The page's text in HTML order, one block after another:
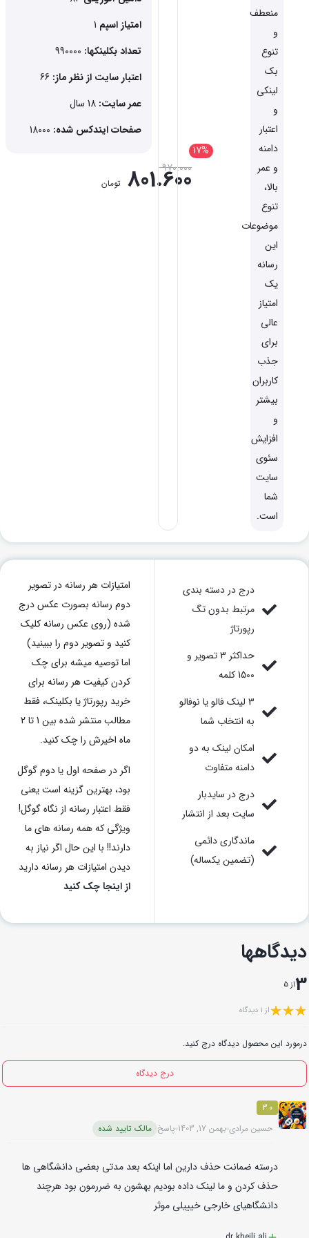
امتیاز اسپم
تعداد بکلینکها:
اعتبار سایت از نظر ماز:
عمر سایت: 18 سال
صفحات ایندکس شده:
منعطف
و
تنوع
بک
لینکی
و
اعتبار
دامنه
و عمر
بالا،
تنوع
موضوعات
این
رسانه
یک
امتیاز
عالی
برای
جذب
کاربران
بیشتر
و
افزایش
سئوی
سایت
شما
است.
17%
970.000
801.600 تومان
درج در دسته بندی
مرتبط بدون تگ
رپورتاژ
حداکثر 3 تصویر و
1500 کلمه
3 لینک فالو یا نوفالو
به انتخاب شما
امکان لینک به دو
دامنه متفاوت
درج در سایدبار
سایت بعد از انتشار
ماندگاری دائمی
(تضمین یکساله)
امتیازات هر رسانه در تصویر
دوم رسانه بصورت عکس درج
شده (روی عکس رسانه کلیک
کنید و تصویر دوم را ببینید)
اما توصیه میشه برای چک
کردن کیفیت هر رسانه برای
خرید رپورتاژ یا بکلینک، فقط
مطالب منتشر شده بین 1 تا 2
ماه اخیرش را چک کنید.
اگر در صفحه اول یا دوم گوگل
بود، بهترین گزینه است یعنی
فقط اعتبار رسانه از نگاه گوگل!
ویژگی که همه رسانه های ما
دارند!! با این حال اگر نیاز به
دیدن امتیازات هر رسانه دارید
از اینجا چک کنید
دیدگاهها
3از 5
از 1 دیدگاه
درمورد این محصول دیدگاه درج کنید.
درج دیدگاه
3.0
حسین مرادی بهمن 17, 1403 پاسخ مالک تایید شده
درسته ضمانت حذف دارین اما اینکه بعد مدتی بعضی دانشگاهی ها
حذف کردن و ما لینک داده بودیم بهشون به ضررمون بود هرچند
دانشگاهیای خارجی خیییلی موثر